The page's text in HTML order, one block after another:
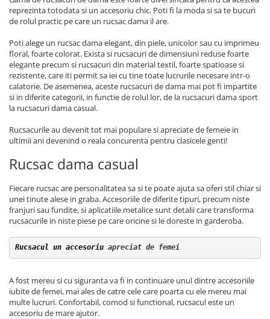
reprezinta totodata si un accesoriu chic. Poti fi la moda si sa te bucuri
de rolul practic pe care un rucsac dama il are.
Poti alege un rucsac dama elegant, din piele, unicolor sau cu imprimeu
floral, foarte colorat. Exista si rucsacuri de dimensiuni reduse foarte
elegante precum si rucsacuri din material textil, foarte spatioase si
rezistente, care iti permit sa iei cu tine toate lucrurile necesare intr-o
calatorie. De asemenea, aceste rucsacuri de dama mai pot fi impartite
si in diferite categorii, in functie de rolul lor, de la rucsacuri dama sport
la rucsacuri dama casual.
Rucsacurile au devenit tot mai populare si apreciate de femeie in
ultimii ani devenind o reala concurenta pentru clasicele genti!
Rucsac dama casual
Fiecare rucsac are personalitatea sa si te poate ajuta sa oferi stil chiar si
unei tinute alese in graba. Accesoriile de diferite tipuri, precum niste
franjuri sau fundite, si aplicatiile metalice sunt detalii care transforma
rucsacurile in niste piese pe care oricine si le doreste in garderoba.
Rucsacul un accesoriu apreciat de femei
A fost mereu si cu siguranta va fi in continuare unul dintre accesoriile
iubite de femei, mai ales de catre cele care poarta cu ele mereu mai
multe lucruri. Confortabil, comod si functional, rucsacul este un
accesoriu de mare ajutor.